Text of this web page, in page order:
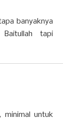
banyaknya
tapi
minimal untuk